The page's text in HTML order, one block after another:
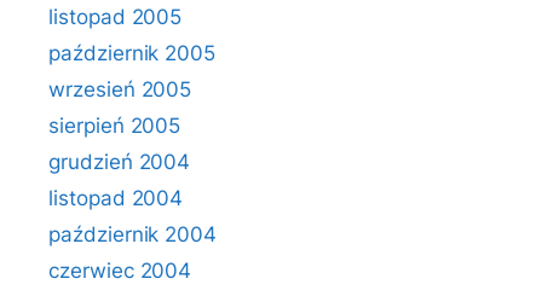
listopad 2005
październik 2005
wrzesień 2005
sierpień 2005
grudzień 2004
listopad 2004
październik 2004
czerwiec 2004